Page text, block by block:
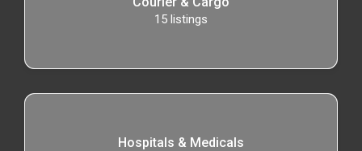
15 listings
Hospitals & Medicals